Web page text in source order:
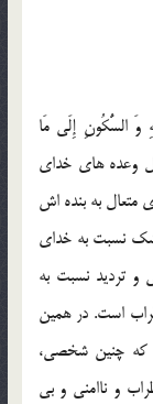
وَ السُّكُونِ إِلَى مَا
وعده های خدای
متعال به بنده اش
نسبت به خدای
و تردید نسبت به
است. در همین
كه چنین شخصی،
و ناامنی و بی